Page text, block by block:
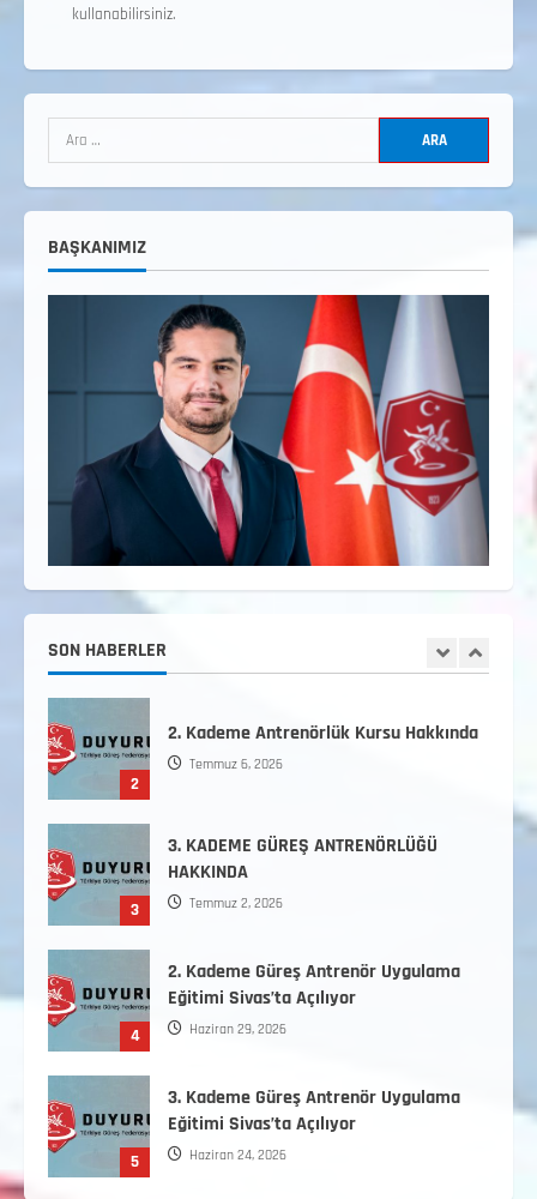
kullanabilirsiniz.
BAŞKANIMIZ
SON HABERLER
2
3. KADEME GÜREŞ ANTRENÖRLÜĞÜ
HAKKINDA
Eğitimi Sivas’ta Açılıyor
Haziran 29, 2026
5
3. Kademe Güreş Antrenör Uygulama
Eğitimi Sivas’ta Açılıyor
Haziran 24, 2026
1
Minikler Gelişim Kampı Hakkında
2. Kademe Antrenörlük Kursu Hakkında
Temmuz 2, 2026
2. Kademe Güreş Antrenör Uygulama
Haziran 29, 2026
3. Kademe Güreş Antrenör Uygulama
Haziran 24, 2026